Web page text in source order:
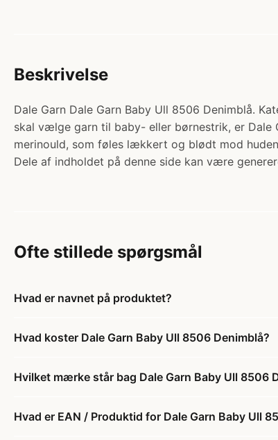
Beskrivelse
Dale Garn Dale Garn Baby Ull 8506 Denimblå.
skal vælge garn til baby- eller børnestrik, er Dale
merinould, som føles lækkert og blødt mod
Dele af indholdet på denne side kan være
Ofte stillede spørgsmål
Hvad er navnet på produktet?
Hvad koster Dale Garn Baby Ull 8506 Denimblå?
Hvilket mærke står bag Dale Garn Baby Ull 8506
Hvad er EAN / Produktid for Dale Garn Baby Ull